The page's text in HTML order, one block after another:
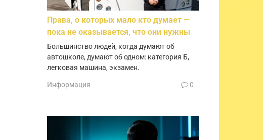
Права, о которых мало кто думает —
пока не оказывается, что они нужны
Большинство людей, когда думают об
автошколе, думают об одном: категория Б,
легковая машина, экзамен.
Информация 0